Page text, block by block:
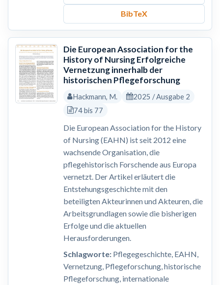
BibTeX
Die European Association for the
History of Nursing Erfolgreiche
Vernetzung innerhalb der
historischen Pflegeforschung
Hackmann, M.
2025 / Ausgabe 2
74 bis 77
Die European Association for the History
of Nursing (EAHN) ist seit 2012 eine
wachsende Organisation, die
pflegehistorisch Forschende aus Europa
vernetzt. Der Artikel erläutert die
Entstehungsgeschichte mit den
beteiligten Akteurinnen und Akteuren, die
Arbeitsgrundlagen sowie die bisherigen
Erfolge und die aktuellen
Herausforderungen.
Schlagworte:Pflegegeschichte, EAHN,
Vernetzung, Pflegeforschung, historische
Pflegeforschung, internationale